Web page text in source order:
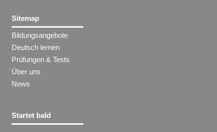
Sitemap
Bildungsangebote
Deutsch lernen
Prüfungen & Tests
Über uns
News
Startet bald